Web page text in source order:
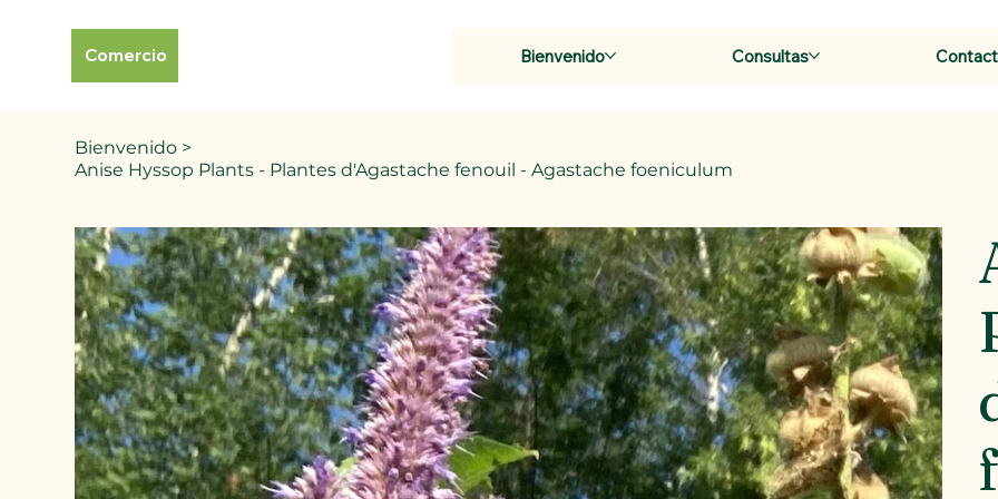
Comercio Bienvenido Consultas
Bienvenido >
Anise Hyssop Plants - Plantes d'Agastache fenouil - Agastache foeniculum